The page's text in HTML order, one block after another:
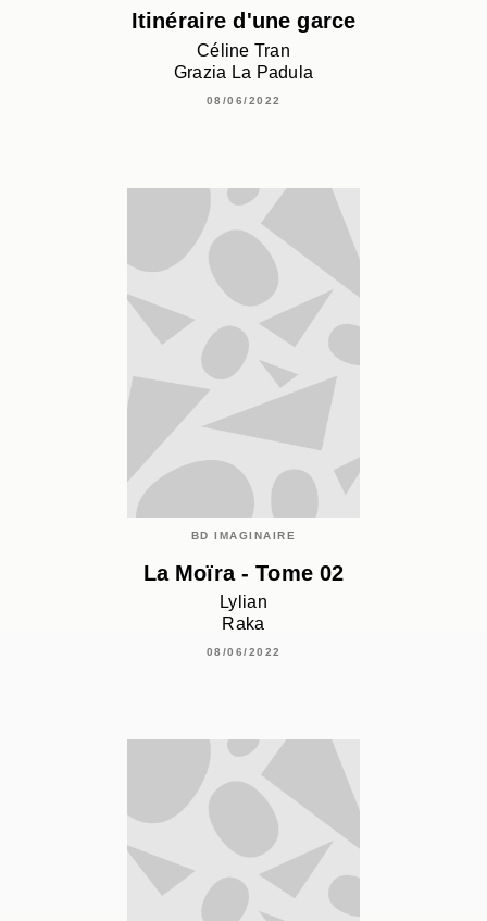
Itinéraire d'une garce
Céline Tran
Grazia La Padula
08/06/2022
BD IMAGINAIRE
La Moïra - Tome 02
Lylian
Raka
08/06/2022